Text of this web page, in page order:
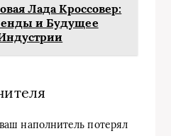
Лада Кроссовер:
и Будущее
наполнитель потерял